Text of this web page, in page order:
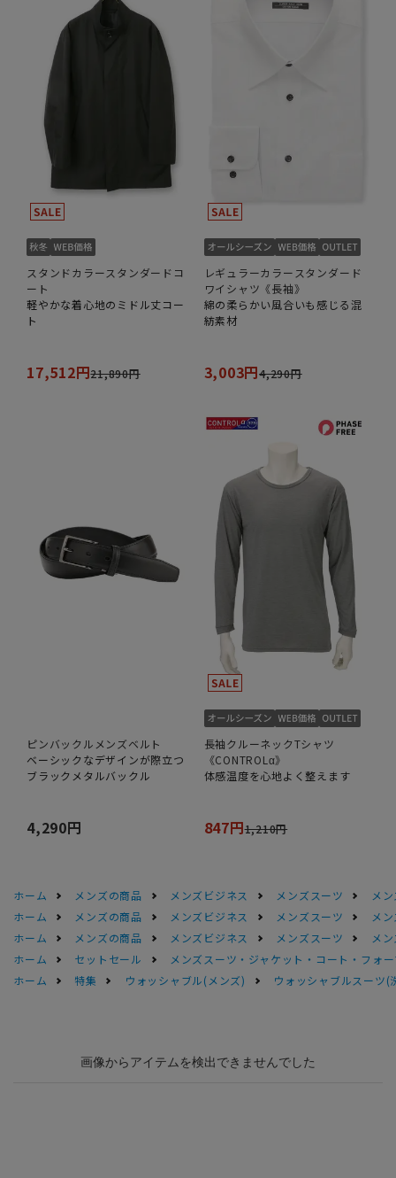
スタンドカラースタンダードコ
ート
軽やかな着心地のミドル丈コー
ト
17,512円21,890円
レギュラーカラースタンダード
ワイシャツ《長袖》
綿の柔らかい風合いも感じる混
紡素材
3,003円4,290円
ピンバックルメンズベルト
ベーシックなデザインが際立つ
ブラックメタルバックル
4,290円
長袖クルーネックTシャツ
《CONTROLα》
体感温度を心地よく整えます
847円1,210円
ホーム メンズの商品 メンズビジネス メンズスーツ
メ
ホーム
メンズの商品 メンズビジネス メンズスーツ
メ
ホーム
メンズの商品 メンズビジネス メンズスーツ
メ
ホーム
セットセール
メンズスーツ・ジャケット・コート・フォ
ホーム
特集 ウォッシャブル(メンズ) ウォッシャブルスーツ(